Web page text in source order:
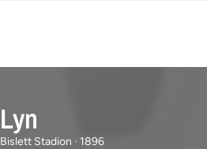
Lyn
Bislett Stadion · 1896